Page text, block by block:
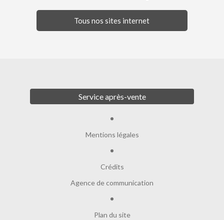
Tous nos sites internet
Service après-vente
Mentions légales
Crédits
Agence de communication
Plan du site